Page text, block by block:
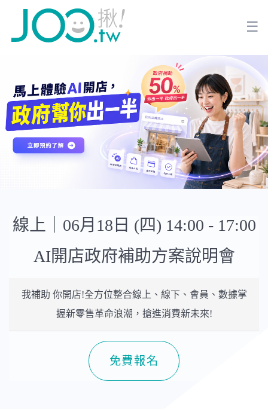
☰
線上｜06月18日 (四) 14:00 - 17:00
AI開店政府補助方案說明會
我補助 你開店!全方位整合線上、線下、會員、數據掌
握新零售革命浪潮，搶進消費新未來!
免費報名